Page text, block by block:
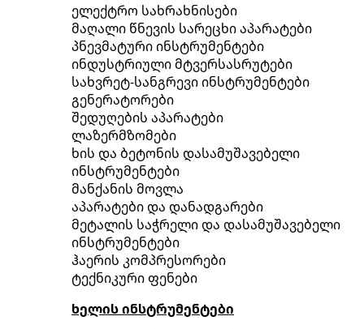
ელექტრო სახრახნისები
მაღალი წნევის სარეცხი აპარატები
პნევმატური ინსტრუმენტები
ინდუსტრიული მტვერსასრუტები
სახვრეტ-სანგრევი ინსტრუმენტები
გენერატორები
შედუღების აპარატები
ლაზერმზომები
ხის და ბეტონის დასამუშავებელი
ინსტრუმენტები
მანქანის მოვლა
აპარატები და დანადგარები
მეტალის საჭრელი და დასამუშავებელი
ინსტრუმენტები
ჰაერის კომპრესორები
ტექნიკური ფენები
ხელის ინსტრუმენტები